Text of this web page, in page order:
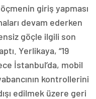
giriş yapması
devam ederken
göçle ilgili son
Yerlikaya, “19
İstanbul’da, mobil
kontrollerini
edilmek üzere geri